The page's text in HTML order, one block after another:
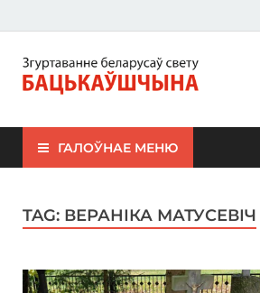
ЗБС "Бацькаўшчына"
ГАЛОЎНАЕ МЕНЮ
TAG: ВЕРАНІКА МАТУСЕВІЧ